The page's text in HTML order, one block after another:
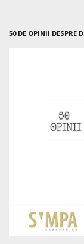
50 DE OPINII DESPRE